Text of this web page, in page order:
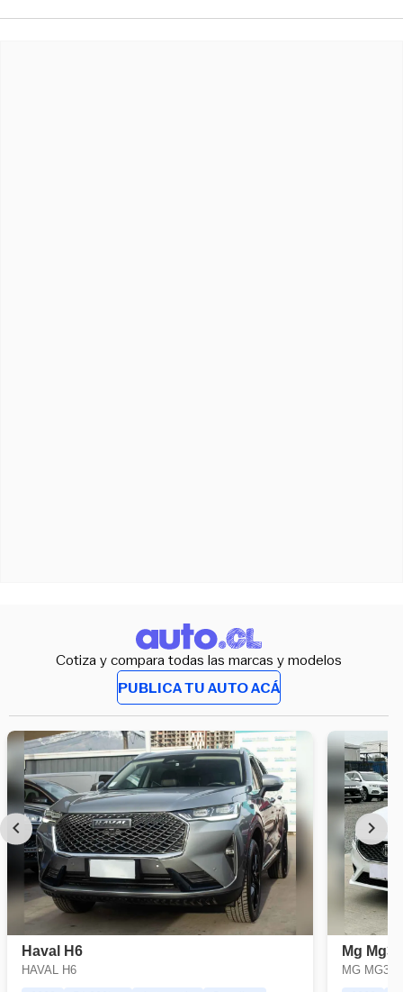
Cotiza y compara todas las marcas y modelos
PUBLICA TU AUTO ACÁ